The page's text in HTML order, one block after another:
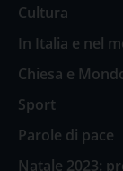
Cultura
In Italia e nel
Chiesa e
Sport
Parole di pace
Natale 2023: